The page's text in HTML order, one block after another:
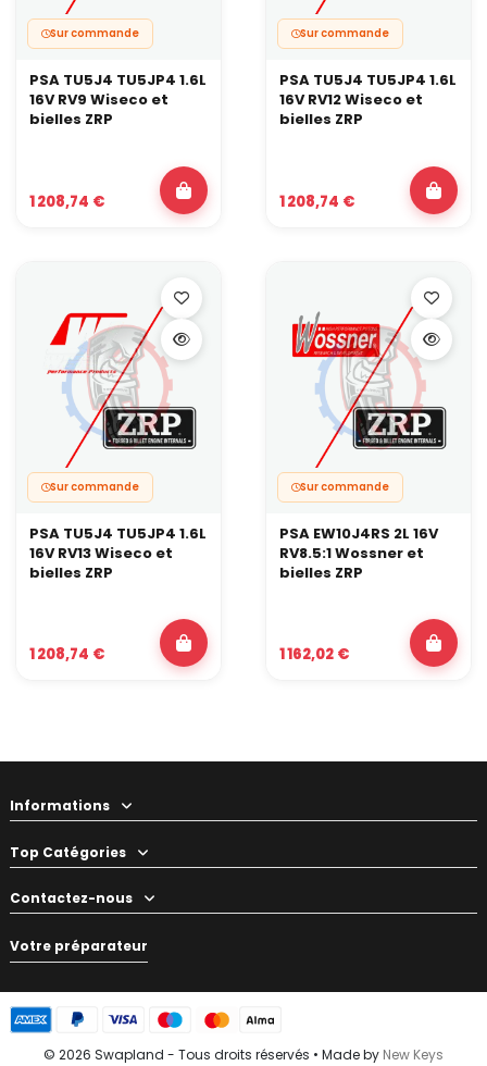
Sur commande
PSA TU5J4 TU5JP4 1.6L
16V RV9 Wiseco et
bielles ZRP
1 208,74 €
Sur commande
PSA TU5J4 TU5JP4 1.6L
16V RV12 Wiseco et
bielles ZRP
1 208,74 €
Sur commande
PSA TU5J4 TU5JP4 1.6L
16V RV13 Wiseco et
bielles ZRP
1 208,74 €
Sur commande
PSA EW10J4RS 2L 16V
RV8.5:1 Wossner et
bielles ZRP
1 162,02 €
Informations
Top Catégories
Contactez-nous
Votre préparateur
© 2026 Swapland - Tous droits réservés • Made by New Keys